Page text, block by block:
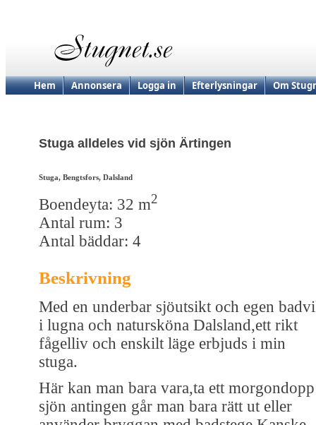
Hem Annonsera Logga in Efterlysningar Om
Stuga alldeles vid sjön Ärtingen
Stuga, Bengtsfors, Dalsland
Boendeyta: 32 m2
Antal rum: 3
Antal bäddar: 4
Beskrivning
Med en underbar sjöutsikt och egen
i lugna och natursköna Dalsland,ett rikt
fågelliv och enskilt läge erbjuds i min
stuga.
Här kan man bara vara,ta ett
sjön antingen går man bara rätt ut eller